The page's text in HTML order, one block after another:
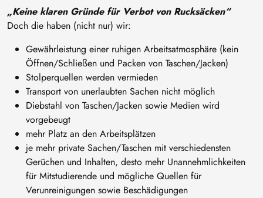
„Keine klaren Gründe für Verbot von Rucksäcken“
Doch die haben (nicht nur) wir:
Gewährleistung einer ruhigen Arbeitsatmosphäre (kein
Öffnen/Schließen und Packen von Taschen/Jacken)
Stolperquellen werden vermieden
Transport von unerlaubten Sachen nicht möglich
Diebstahl von Taschen/Jacken sowie Medien wird
vorgebeugt
mehr Platz an den Arbeitsplätzen
je mehr private Sachen/Taschen mit verschiedensten
Gerüchen und Inhalten, desto mehr Unannehmlichkeiten
für Mitstudierende und mögliche Quellen für
Verunreinigungen sowie Beschädigungen